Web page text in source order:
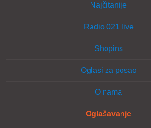
Najčitanije
Radio 021 live
Shopins
Oglasi za posao
O nama
Oglašavanje